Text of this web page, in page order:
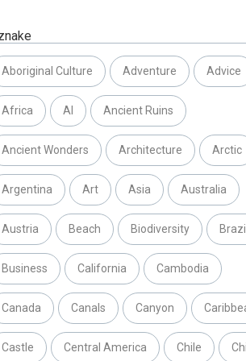
Aboriginal Culture Adventure Advice
Africa AI Ancient Ruins
Ancient Wonders Architecture Arctic
Argentina Art Asia Australia
Austria Beach Biodiversity Brazil
Business California Cambodia
Canada Canals Canyon
Castle Central America Chile